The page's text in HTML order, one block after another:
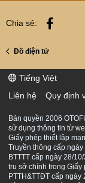
Chia sẻ:
Đồ điện tử
Tiếng Việt
Liên hệ
Quy định
Bản quyền 2006
sử dụng thông tin từ
Giấy phép thiết lập
Truyền thông cấp
BTTTT cấp ngày 28/
trụ sở chính trong Giấy
PTTH&TTĐT cấp ngày